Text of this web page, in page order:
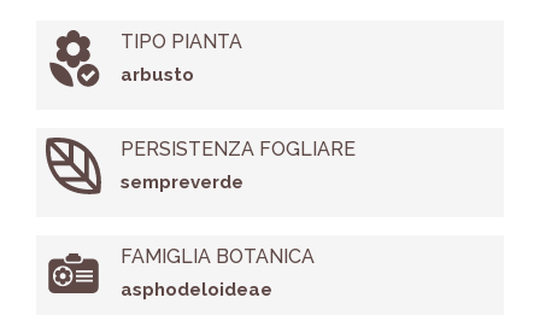
TIPO PIANTA
arbusto
PERSISTENZA FOGLIARE
sempreverde
FAMIGLIA BOTANICA
asphodeloideae